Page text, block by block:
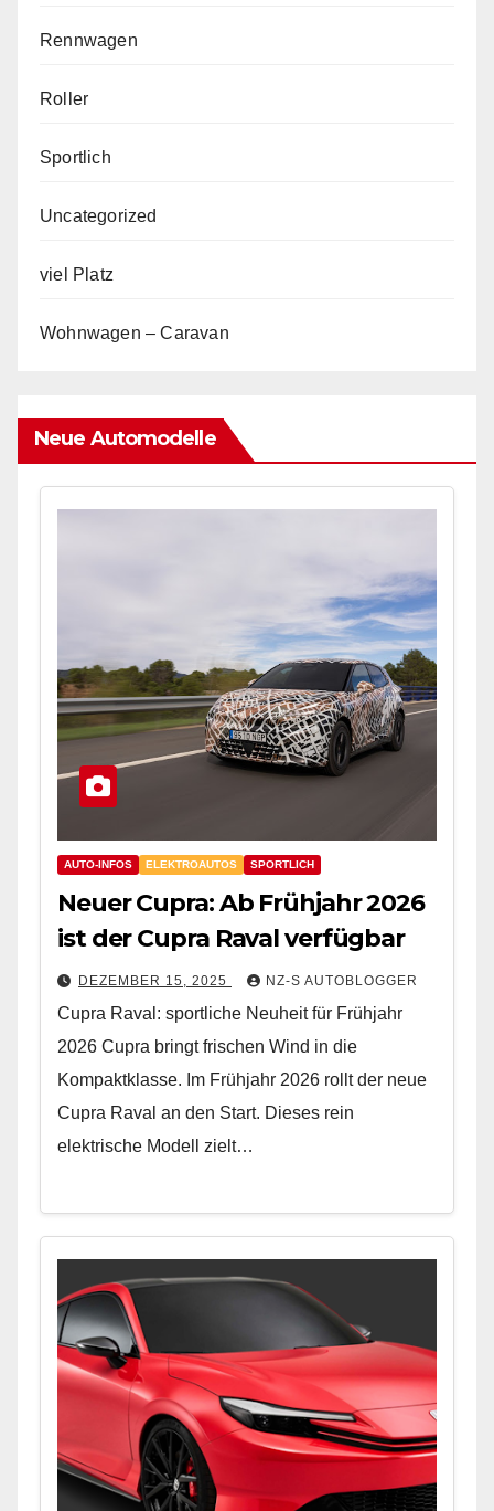
Rennwagen
Roller
Sportlich
Uncategorized
viel Platz
Wohnwagen – Caravan
Neue Automodelle
AUTO-INFOS ELEKTROAUTOS SPORTLICH
Neuer Cupra: Ab Frühjahr 2026
ist der Cupra Raval verfügbar
DEZEMBER 15, 2025 NZ-S AUTOBLOGGER
Cupra Raval: sportliche Neuheit für Frühjahr
2026 Cupra bringt frischen Wind in die
Kompaktklasse. Im Frühjahr 2026 rollt der neue
Cupra Raval an den Start. Dieses rein
elektrische Modell zielt…